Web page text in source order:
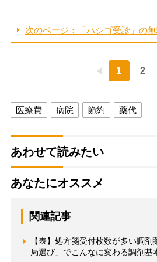
次のページ：「ハシゴ受診」の
1 2
医療費 病院 節約 薬代
あわせて読みたい
あなたにオススメ
関連記事
【表】処方箋受付枚数が多い調
局選び」でこんなに変わる調剤基